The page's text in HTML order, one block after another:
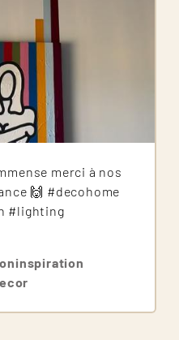
merci à nos
🙌 #decohome
#lighting